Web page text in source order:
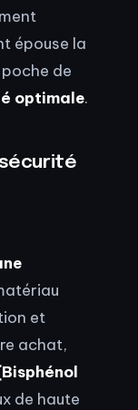
épouse la
de
optimale.
et
achat,
de haute